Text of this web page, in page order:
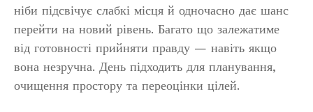
ніби підсвічує слабкі місця й одночасно дає шанс
перейти на новий рівень. Багато що залежатиме
від готовності прийняти правду — навіть якщо
вона незручна. День підходить для планування,
очищення простору та переоцінки цілей.